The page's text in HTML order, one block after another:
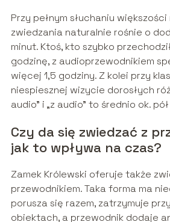
Przy pełnym słuchaniu
zwiedzania naturalnie rośnie o
minut. Ktoś, kto szybko
godzinę, z audioprzewodnikiem
więcej 1,5 godziny. Z kolei przy
niespiesznej wizycie dorosłych
audio” i „z audio” to średnio ok.
Czy da się zwiedzać z
jak to wpływa na czas?
Zamek Królewski oferuje także
przewodnikiem. Taka forma ma
porusza się razem, zatrzymuje
obiektach, a przewodnik dodaje